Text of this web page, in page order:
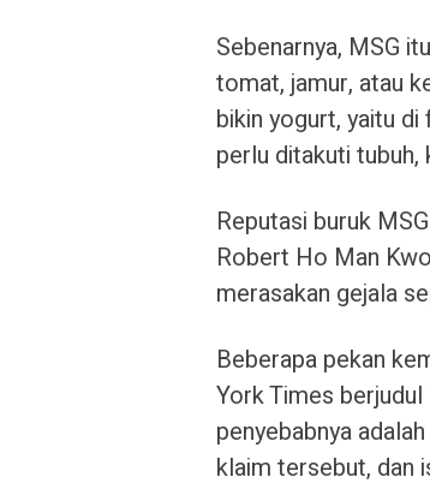
Sebenarnya, MSG
tomat, jamur, atau
bikin yogurt, yaitu di
perlu ditakuti tubuh,
Reputasi buruk
Robert Ho Man
merasakan gejala
Beberapa pekan
York Times berjudul
penyebabnya
klaim tersebut, dan